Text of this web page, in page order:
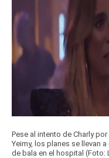
Pese al intento de Charly
Yeimy, los planes se llevan
de bala en el hospital (Foto: